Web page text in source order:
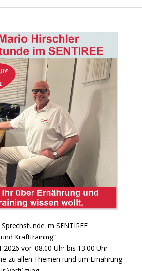
im SENTIREE
Krafttraining“
von 08.00 Uhr bis 13.00 Uhr
zu allen Themen rund um Ernährung